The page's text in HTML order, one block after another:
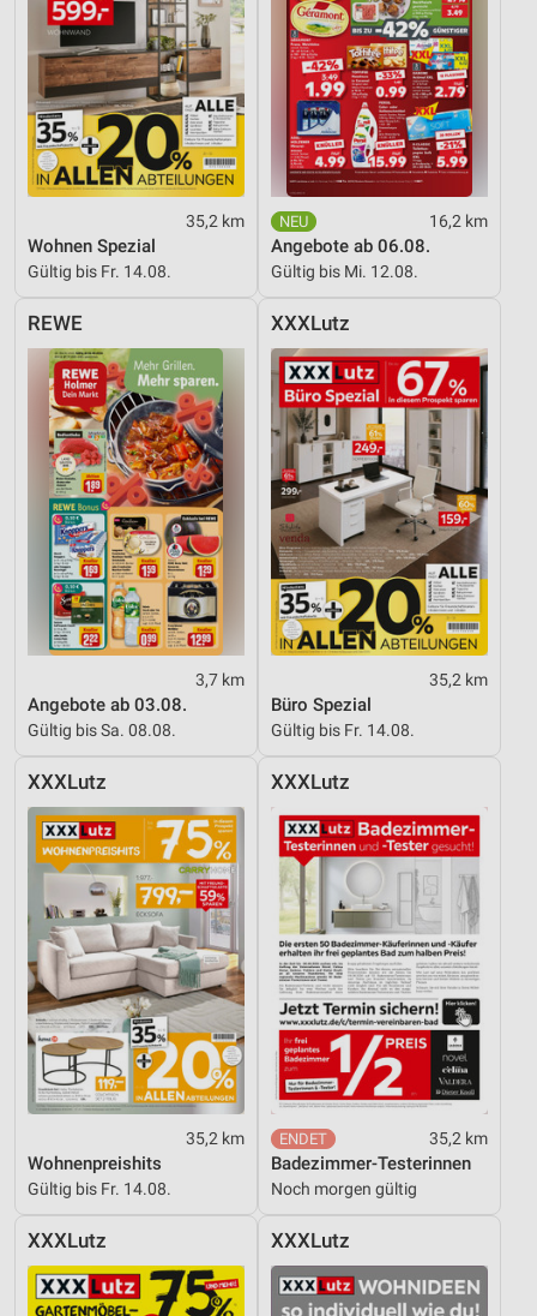
35,2 km
Wohnen Spezial
Gültig bis Fr. 14.08.
16,2 km
Angebote ab 06.08.
Gültig bis Mi. 12.08.
REWE
3,7 km
Angebote ab 03.08.
Gültig bis Sa. 08.08.
XXXLutz
35,2 km
Büro Spezial
Gültig bis Fr. 14.08.
XXXLutz
35,2 km
Wohnenpreishits
Gültig bis Fr. 14.08.
XXXLutz
35,2 km
Badezimmer-Testerinnen
Noch morgen gültig
XXXLutz XXXLutz